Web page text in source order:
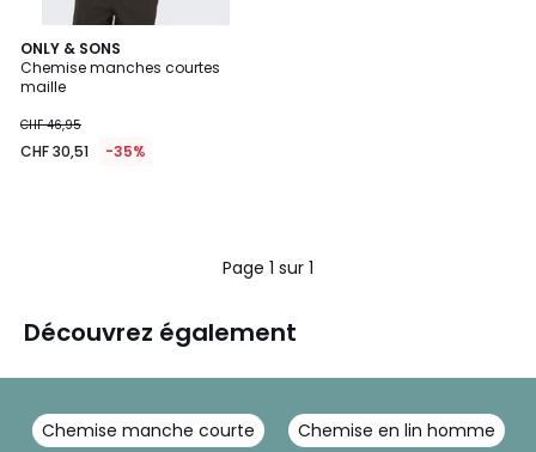
ONLY & SONS
Chemise manches courtes
maille
CHF 46,95
CHF 30,51 -35%
Page 1 sur 1
Découvrez également
Chemise manche courte Chemise en lin homme